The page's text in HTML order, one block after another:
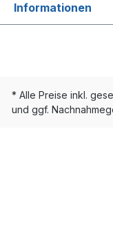
Informationen
* Alle Preise inkl.
und ggf.